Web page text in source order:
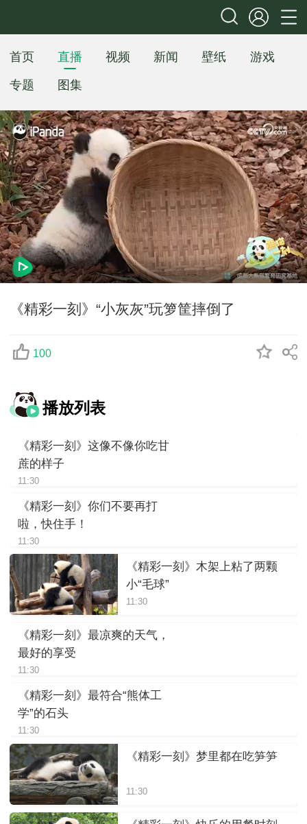
首页 直播 视频 新闻 壁纸
游戏
专题
图集
《精彩一刻》“小灰灰”玩箩筐摔倒了
100
播放列表
《精彩一刻》这像不像你吃甘
蔗的样子
11:30
《精彩一刻》你们不要再打
啦，快住手！
11:30
《精彩一刻》木架上粘了两颗
小“毛球”
11:30
《精彩一刻》最凉爽的天气，
最好的享受
11:30
《精彩一刻》最符合“熊体工
学”的石头
11:30
《精彩一刻》梦里都在吃笋笋
11:30